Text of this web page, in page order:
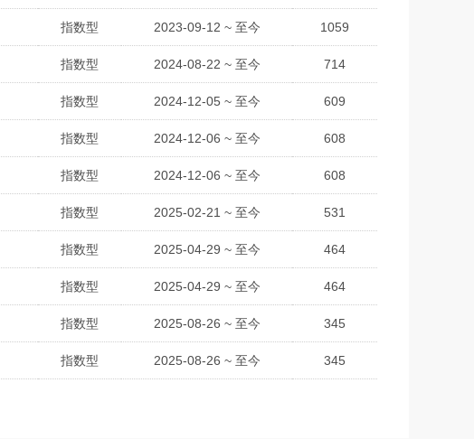
指数型 2023-09-12 ~ 至今 1059
指数型 2024-08-22 ~ 至今 714
指数型 2024-12-05 ~ 至今 609
指数型 2024-12-06 ~ 至今 608
指数型 2024-12-06 ~ 至今 608
指数型 2025-02-21 ~ 至今 531
指数型 2025-04-29 ~ 至今 464
指数型 2025-04-29 ~ 至今 464
指数型 2025-08-26 ~ 至今 345
指数型 2025-08-26 ~ 至今 345